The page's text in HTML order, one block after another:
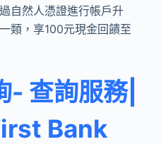
自然人憑證進行帳戶升
類，享100元現金回饋至
- 查詢服務|
Bank